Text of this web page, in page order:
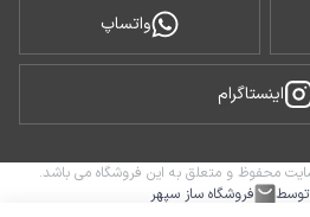
واتساپ
اینستاگرام
محفوظ و متعلق به این فروشگاه می باشد.
فروشگاه ساز سپهر